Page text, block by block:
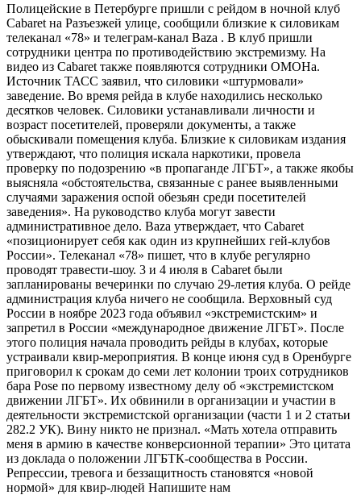
Полицейские в Петербурге пришли с рейдом в ночной клуб
Cabaret на Разъезжей улице, сообщили близкие к силовикам
телеканал «78» и телеграм-канал Baza . В клуб пришли
сотрудники центра по противодействию экстремизму. На
видео из Cabaret также появляются сотрудники ОМОНа.
Источник ТАСС заявил, что силовики «штурмовали»
заведение. Во время рейда в клубе находились несколько
десятков человек. Силовики устанавливали личности и
возраст посетителей, проверяли документы, а также
обыскивали помещения клуба. Близкие к силовикам издания
утверждают, что полиция искала наркотики, провела
проверку по подозрению «в пропаганде ЛГБТ», а также якобы
выясняла «обстоятельства, связанные с ранее выявленными
случаями заражения оспой обезьян среди посетителей
заведения». На руководство клуба могут завести
административное дело. Baza утверждает, что Cabaret
«позиционирует себя как один из крупнейших гей-клубов
России». Телеканал «78» пишет, что в клубе регулярно
проводят травести-шоу. 3 и 4 июля в Cabaret были
запланированы вечеринки по случаю 29-летия клуба. О рейде
администрация клуба ничего не сообщила. Верховный суд
России в ноябре 2023 года объявил «экстремистским» и
запретил в России «международное движение ЛГБТ». После
этого полиция начала проводить рейды в клубах, которые
устраивали квир-мероприятия. В конце июня суд в Оренбурге
приговорил к срокам до семи лет колонии троих сотрудников
бара Pose по первому известному делу об «экстремистском
движении ЛГБТ». Их обвинили в организации и участии в
деятельности экстремистской организации (части 1 и 2 статьи
282.2 УК). Вину никто не признал. «Мать хотела отправить
меня в армию в качестве конверсионной терапии» Это цитата
из доклада о положении ЛГБТК-сообщества в России.
Репрессии, тревога и беззащитность становятся «новой
нормой» для квир-людей Напишите нам